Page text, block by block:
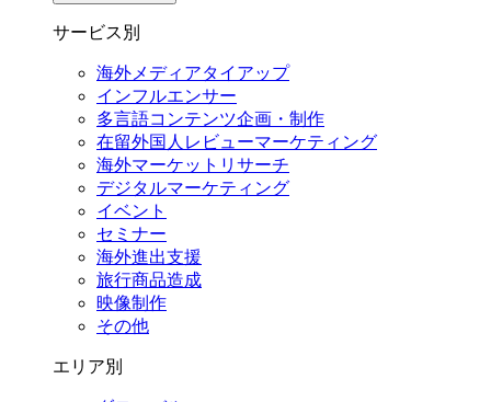
サービス別
海外メディアタイアップ
インフルエンサー
多言語コンテンツ企画・制作
在留外国⼈レビューマーケティング
海外マーケットリサーチ
デジタルマーケティング
イベント
セミナー
海外進出支援
旅行商品造成
映像制作
その他
エリア別